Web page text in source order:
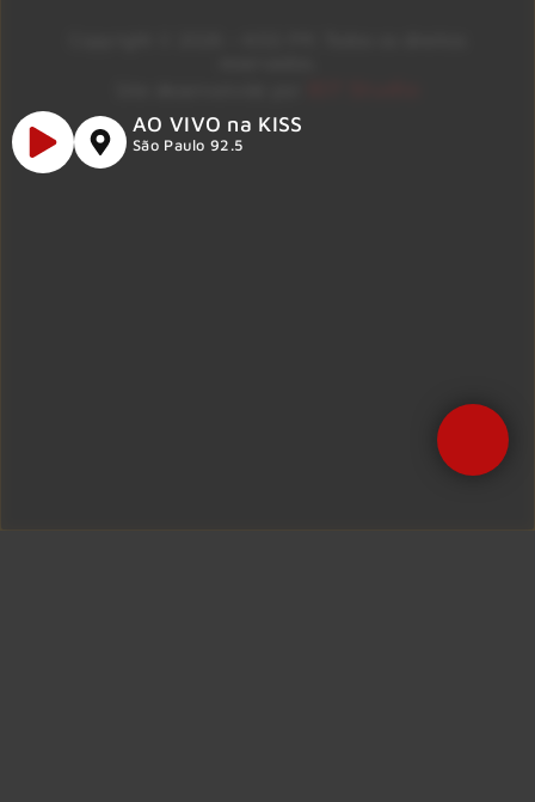
AO VIVO na KISS
São Paulo 92.5